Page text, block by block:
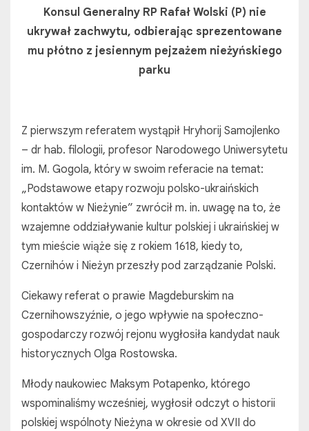
Konsul Generalny RP Rafał Wolski (P) nie
ukrywał zachwytu, odbierając sprezentowane
mu płótno z jesiennym pejzażem nieżyńskiego
parku
Z pierwszym referatem wystąpił Hryhorij Samojlenko
– dr hab. filologii, profesor Narodowego Uniwersytetu
im. M. Gogola, który w swoim referacie na temat:
„Podstawowe etapy rozwoju polsko-ukraińskich
kontaktów w Nieżynie” zwrócił m. in. uwagę na to, że
wzajemne oddziaływanie kultur polskiej i ukraińskiej w
tym mieście wiąże się z rokiem 1618, kiedy to,
Czernihów i Nieżyn przeszły pod zarządzanie Polski.
Ciekawy referat o prawie Magdeburskim na
Czernihowszyźnie, o jego wpływie na społeczno-
gospodarczy rozwój rejonu wygłosiła kandydat nauk
historycznych Olga Rostowska.
Młody naukowiec Maksym Potapenko, którego
wspominaliśmy wcześniej, wygłosił odczyt o historii
polskiej wspólnoty Nieżyna w okresie od XVII do